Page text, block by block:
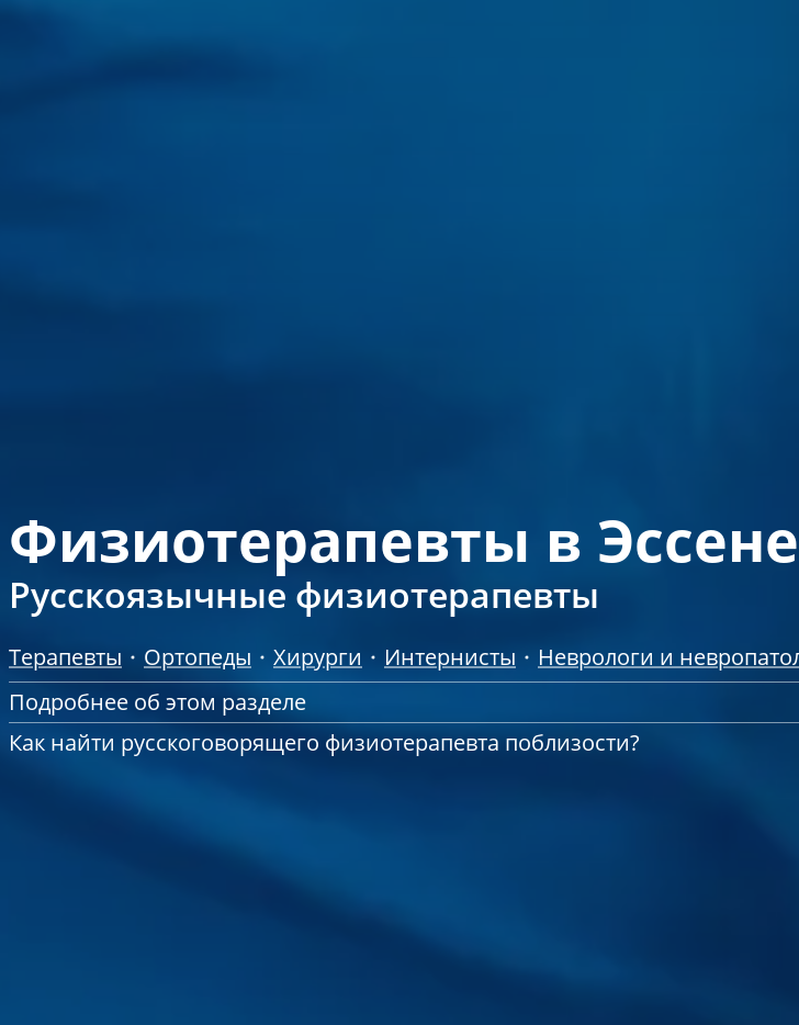
Физиотерапевты в Эссене
Русскоязычные физиотерапевты
Терапевты Ортопеды Хирурги Интернисты
Неврологи и
Подробнее об этом разделе
Как найти русскоговорящего физиотерапевта поблизости?